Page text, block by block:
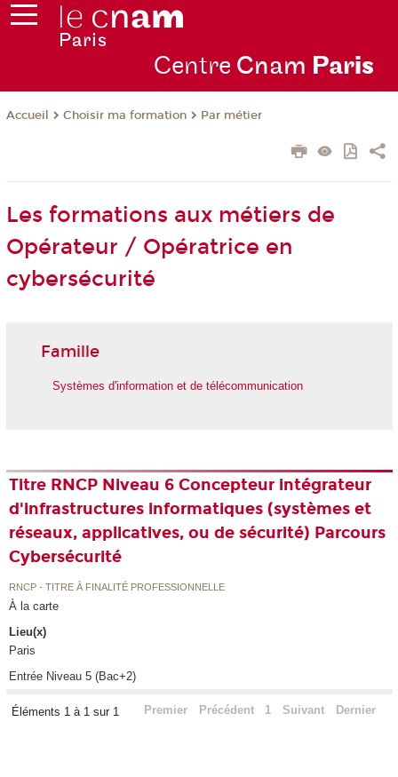
Centre Cnam Paris
Accueil Choisir ma formation Par métier
Les formations aux métiers de
Opérateur / Opératrice en
cybersécurité
Famille
Systèmes d'information et de télécommunication
Titre RNCP Niveau 6 Concepteur intégrateur
d'infrastructures informatiques (systèmes et
réseaux, applicatives, ou de sécurité) Parcours
Cybersécurité
RNCP - TITRE À FINALITÉ PROFESSIONNELLE
À la carte
Lieu(x)
Paris
Entrée Niveau 5 (Bac+2)
Éléments 1 à 1 sur 1 Premier Précédent 1 Suivant Dernier